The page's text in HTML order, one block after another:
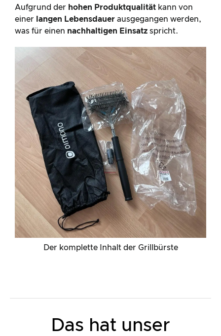
Der komplette Inhalt der Grillbürste
Aufgrund der hohen Produktqualität kann von
einer langen Lebensdauer ausgegangen werden,
was für einen nachhaltigen Einsatz spricht.
Das hat unser